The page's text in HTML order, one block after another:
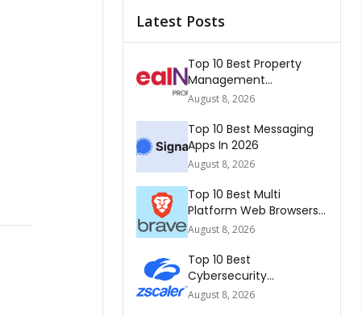
Latest Posts
Top 10 Best Property
Management
Companies In South
August 8, 2026
Top 10 Best Messaging
Apps In 2026
August 8, 2026
Top 10 Best Multi
Platform Web Browsers
In The world 2026
August 8, 2026
Top 10 Best
Cybersecurity
Companies In America
August 8, 2026